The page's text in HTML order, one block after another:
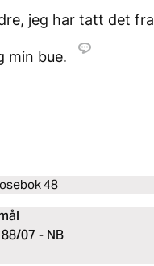
jeg har tatt det fra
min bue.
48
07 - NB